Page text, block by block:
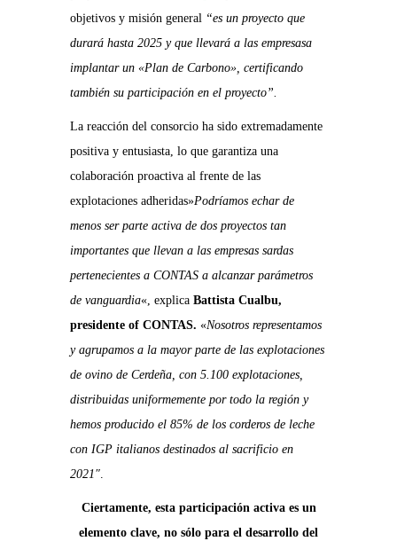
objetivos y misión general “es un proyecto que
durará hasta 2025 y que llevará a las empresasa
implantar un «Plan de Carbono», certificando
también su participación en el proyecto”.
La reacción del consorcio ha sido extremadamente
positiva y entusiasta, lo que garantiza una
colaboración proactiva al frente de las
explotaciones adheridas»Podríamos echar de
menos ser parte activa de dos proyectos tan
importantes que llevan a las empresas sardas
pertenecientes a CONTAS a alcanzar parámetros
de vanguardia«, explica Battista Cualbu,
presidente of CONTAS. «Nosotros representamos
y agrupamos a la mayor parte de las explotaciones
de ovino de Cerdeña, con 5.100 explotaciones,
distribuidas uniformemente por todo la región y
hemos producido el 85% de los corderos de leche
con IGP italianos destinados al sacrificio en
2021″.
Ciertamente, esta participación activa es un
elemento clave, no sólo para el desarrollo del